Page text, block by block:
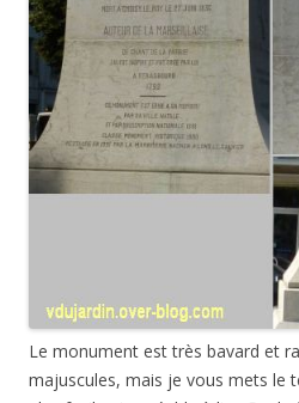
Le monument est très bavard et
majuscules, mais je vous mets le